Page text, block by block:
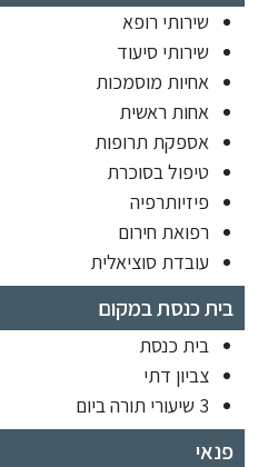
שירותי רופא
שירותי סיעוד
אחיות מוסמכות
אחות ראשית
אספקת תרופות
טיפול בסוכרת
פיזיותרפיה
רפואת חירום
עובדת סוציאלית
בית כנסת במקום
בית כנסת
צביון דתי
3 שיעורי תורה ביום
פנאי